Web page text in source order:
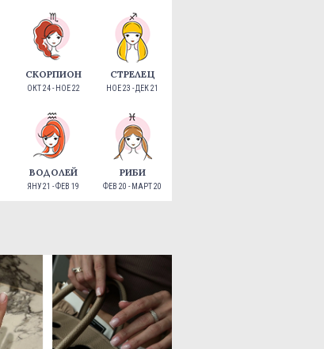
СКОРПИОН
ОКТ 24 - НОЕ 22
СТРЕЛЕЦ
НОЕ 23 - ДЕК 21
ВОДОЛЕЙ
ЯНУ 21 - ФЕВ 19
РИБИ
ФЕВ 20 - МАРТ 20